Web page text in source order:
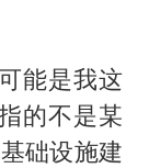
能是我这
的不是某
础设施建